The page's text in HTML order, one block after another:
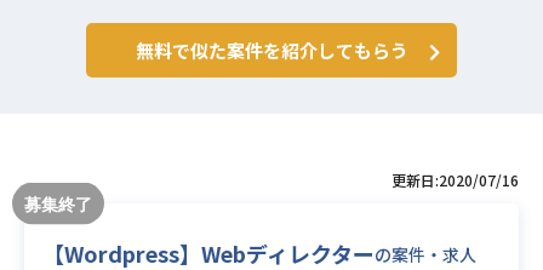
無料で似た案件を紹介してもらう
更新日:2020/07/16
【Wordpress】Webディレクターの案件・求人